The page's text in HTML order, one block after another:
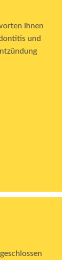
Ihnen
und